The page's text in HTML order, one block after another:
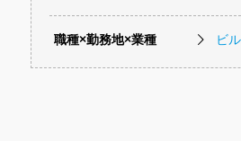
職種×勤務地×業種 ビ